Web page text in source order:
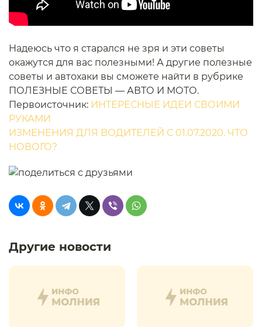
Надеюсь что я старался не зря и эти советы
окажутся для вас полезными! А другие полезные
советы и автохаки вы сможете найти в рубрике
ПОЛЕЗНЫЕ СОВЕТЫ — АВТО И МОТО.
Первоисточник: ИНТЕРЕСНЫЕ ИДЕИ СВОИМИ
РУКАМИ
ИЗМЕНЕНИЯ ДЛЯ ВОДИТЕЛЕЙ С 01.07.2020. ЧТО
НОВОГО?
Другие новости